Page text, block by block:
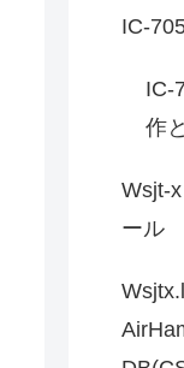
IC-
IC-
作
Wsjt-
ール